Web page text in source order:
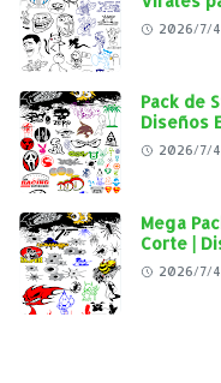
Alta2026/7/4
Pack de
Diseños
2026/7/4
Mega
Corte |
2026/7/4